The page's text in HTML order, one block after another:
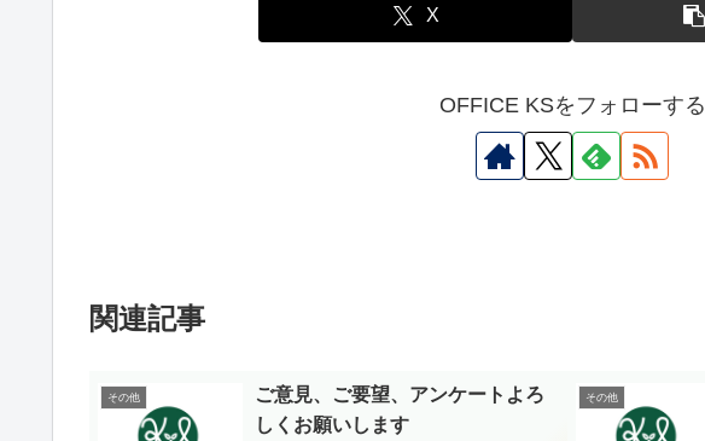
X
OFFICE KSをフォローする
関連記事
その他
ご意見、ご要望、アンケートよろ
しくお願いします
その他